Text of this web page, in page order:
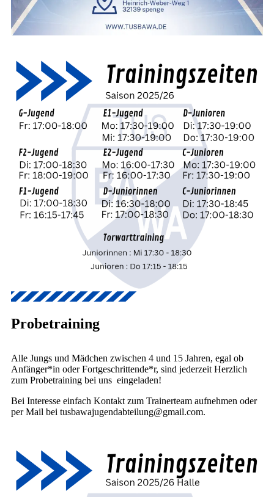
Probetraining
Alle Jungs und Mädchen zwischen 4 und 15 Jahren, egal ob
Anfänger*in oder Fortgeschrittende*r, sind jederzeit Herzlich
zum Probetraining bei uns eingeladen!
Bei Interesse einfach Kontakt zum Trainerteam aufnehmen oder
per Mail bei tusbawajugendabteilung@gmail.com.